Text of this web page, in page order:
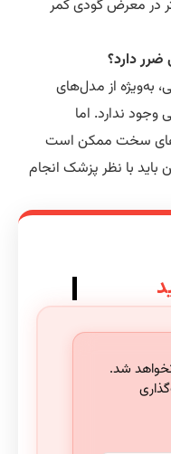
معرض گودی کمر
دارد؟
از مدل‌های
ندارد. اما
سخت ممکن است
با نظر پزشک انجام
شد.